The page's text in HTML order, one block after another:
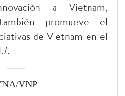
a Vietnam,
promueve el
de Vietnam en el
.
VNP